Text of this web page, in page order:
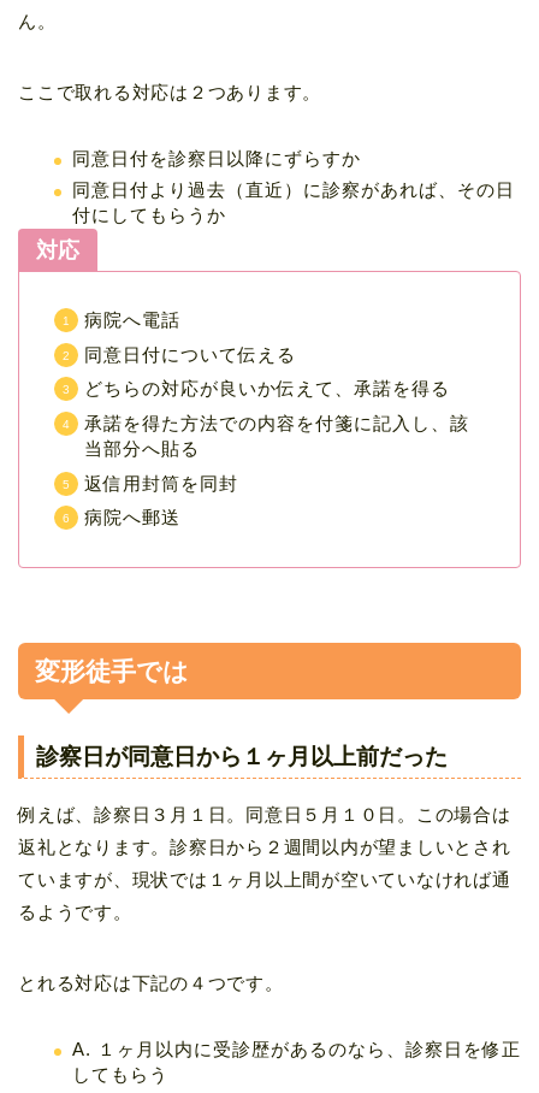
ん。
ここで取れる対応は２つあります。
同意日付を診察日以降にずらすか
同意日付より過去（直近）に診察があれば、その日
付にしてもらうか
対応
病院へ電話
同意日付について伝える
どちらの対応が良いか伝えて、承諾を得る
承諾を得た方法での内容を付箋に記入し、該
当部分へ貼る
返信用封筒を同封
病院へ郵送
変形徒手では
診察日が同意日から１ヶ月以上前だった
例えば、診察日３月１日。同意日５月１０日。この場合は
返礼となります。診察日から２週間以内が望ましいとされ
ていますが、現状では１ヶ月以上間が空いていなければ通
るようです。
とれる対応は下記の４つです。
A. １ヶ月以内に受診歴があるのなら、診察日を修正
してもらう